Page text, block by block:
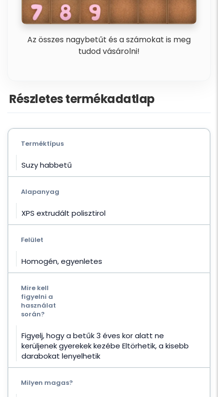
Az összes nagybetűt és a számokat is meg
tudod vásárolni!
Részletes termékadatlap
Terméktípus
Suzy habbetű
Alapanyag
XPS extrudált polisztirol
Felület
Homogén, egyenletes
Mire kell
figyelni a
használat
során?
Figyelj, hogy a betűk 3 éves kor alatt ne
kerüljenek gyerekek kezébe Eltörhetik, a kisebb
darabokat lenyelhetik
Milyen magas?